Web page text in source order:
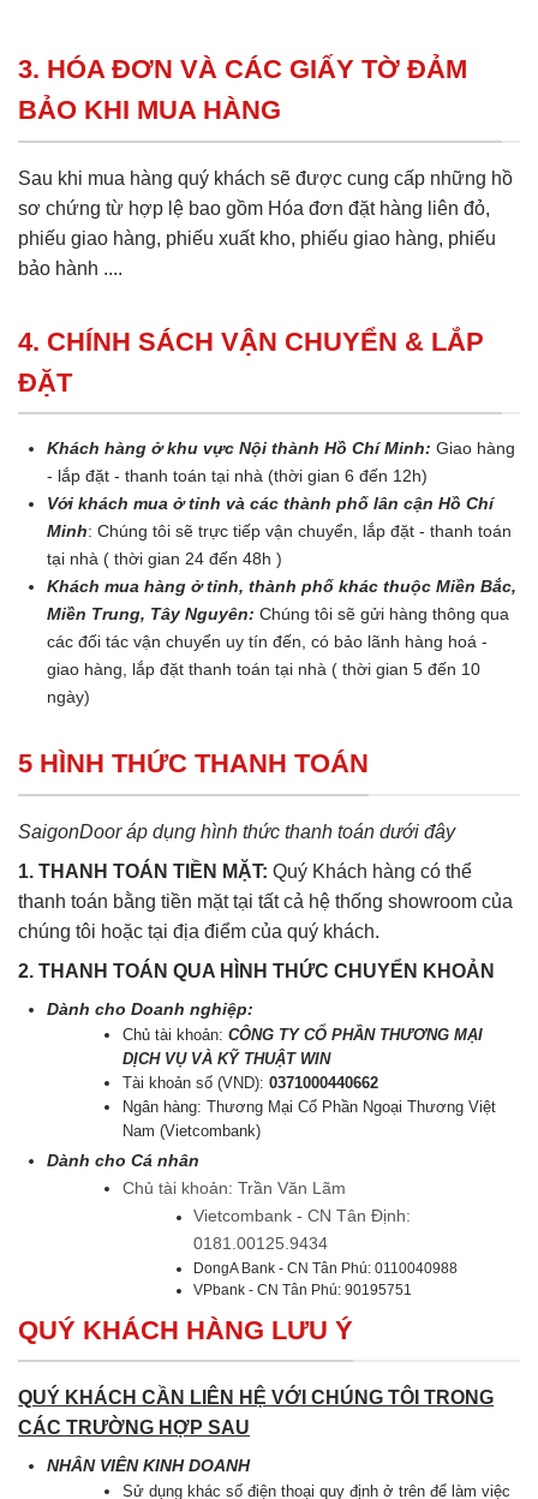
3. HÓA ĐƠN VÀ CÁC GIẤY TỜ ĐẢM
BẢO KHI MUA HÀNG
Sau khi mua hàng quý khách sẽ được cung cấp những hồ
sơ chứng từ hợp lệ bao gồm Hóa đơn đặt hàng liên đỏ,
phiếu giao hàng, phiếu xuất kho, phiếu giao hàng, phiếu
bảo hành ....
4. CHÍNH SÁCH VẬN CHUYỂN & LẮP
ĐẶT
Khách hàng ở khu vực Nội thành Hồ Chí Minh: Giao hàng
- lắp đặt - thanh toán tại nhà (thời gian 6 đến 12h)
Với khách mua ở tỉnh và các thành phố lân cận Hồ Chí
Minh: Chúng tôi sẽ trực tiếp vận chuyển, lắp đặt - thanh toán
tại nhà ( thời gian 24 đến 48h )
Khách mua hàng ở tỉnh, thành phố khác thuộc Miền Bắc,
Miền Trung, Tây Nguyên: Chúng tôi sẽ gửi hàng thông qua
các đối tác vận chuyển uy tín đến, có bảo lãnh hàng hoá -
giao hàng, lắp đặt thanh toán tại nhà ( thời gian 5 đến 10
ngày)
5 HÌNH THỨC THANH TOÁN
SaigonDoor áp dụng hình thức thanh toán dưới đây
1. THANH TOÁN TIỀN MẶT: Quý Khách hàng có thể
thanh toán bằng tiền mặt tại tất cả hệ thống showroom của
chúng tôi hoặc tại địa điểm của quý khách.
2. THANH TOÁN QUA HÌNH THỨC CHUYỂN KHOẢN
Dành cho Doanh nghiệp:
Chủ tài khoản:CÔNG TY CỔ PHẦN THƯƠNG MẠI
DỊCH VỤ VÀ KỸ THUẬT WIN
Tài khoản số (VND):0371000440662
Ngân hàng: Thương Mại Cổ Phần Ngoại Thương Việt
Nam (Vietcombank)
Dành cho Cá nhân
Chủ tài khoản: Trần Văn Lãm
Vietcombank - CN Tân Định:
0181.00125.9434
DongA Bank - CN Tân Phú: 0110040988
VPbank - CN Tân Phú: 90195751
QUÝ KHÁCH HÀNG LƯU Ý
QUÝ KHÁCH CẦN LIÊN HỆ VỚI CHÚNG TÔI TRONG
CÁC TRƯỜNG HỢP SAU
NHÂN VIÊN KINH DOANH
Sử dụng khác số điện thoại quy định ở trên để làm việc